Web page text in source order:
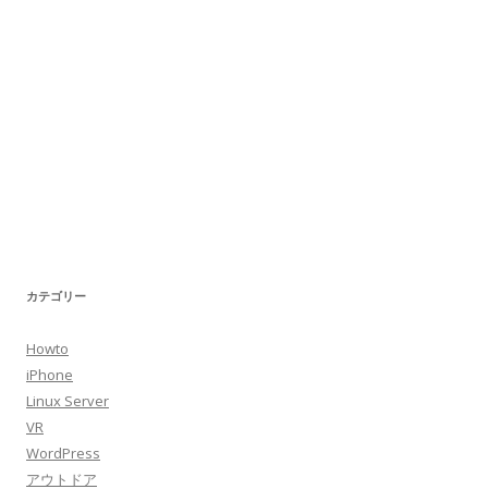
カテゴリー
Howto
iPhone
Linux Server
VR
WordPress
アウトドア